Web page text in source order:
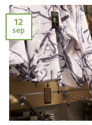
12
sep